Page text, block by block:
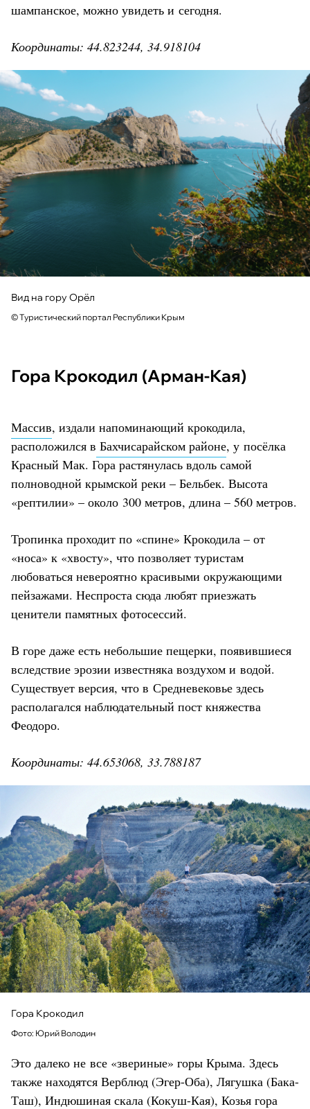
шампанское, можно увидеть и сегодня.
Координаты: 44.823244, 34.918104
Вид на гору Орёл
© Туристический портал Республики Крым
Гора Крокодил (Арман-Кая)
Массив, издали напоминающий крокодила,
расположился в Бахчисарайском районе, у посёлка
Красный Мак. Гора растянулась вдоль самой
полноводной крымской реки – Бельбек. Высота
«рептилии» – около 300 метров, длина – 560 метров.
Тропинка проходит по «спине» Крокодила – от
«носа» к «хвосту», что позволяет туристам
любоваться невероятно красивыми окружающими
пейзажами. Неспроста сюда любят приезжать
ценители памятных фотосессий.
В горе даже есть небольшие пещерки, появившиеся
вследствие эрозии известняка воздухом и водой.
Существует версия, что в Средневековье здесь
располагался наблюдательный пост княжества
Феодоро.
Координаты: 44.653068, 33.788187
Гора Крокодил
Фото: Юрий Володин
Это далеко не все «звериные» горы Крыма. Здесь
также находятся Верблюд (Эгер-Оба), Лягушка (Бака-
Таш), Индюшиная скала (Кокуш-Кая), Козья гора